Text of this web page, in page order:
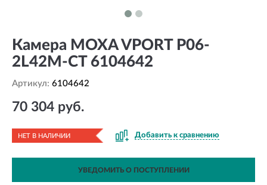
Камера MOXA VPORT P06-
2L42M-CT 6104642
Артикул: 6104642
70 304 руб.
НЕТ В НАЛИЧИИ Добавить к сравнению
УВЕДОМИТЬ О ПОСТУПЛЕНИИ